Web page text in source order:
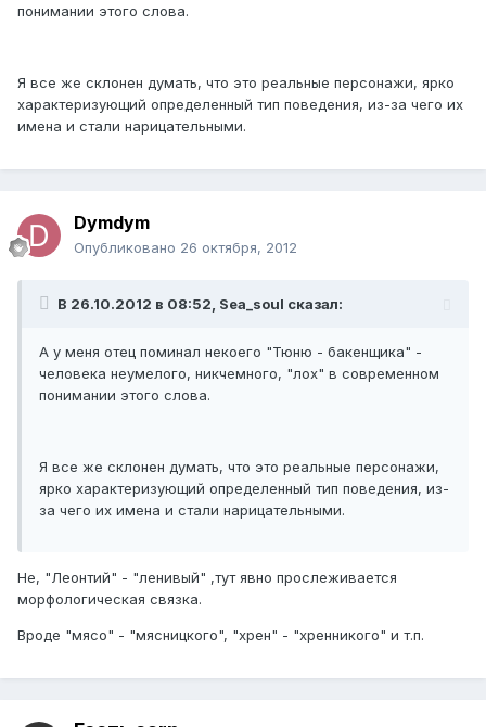
понимании этого слова.
Я все же склонен думать, что это реальные персонажи, ярко
характеризующий определенный тип поведения, из-за чего их
имена и стали нарицательными.
Dymdym
Опубликовано 26 октября, 2012
В 26.10.2012 в 08:52, Sea_soul сказал:
А у меня отец поминал некоего "Тюню - бакенщика" -
человека неумелого, никчемного, "лох" в современном
понимании этого слова.
Я все же склонен думать, что это реальные персонажи,
ярко характеризующий определенный тип поведения, из-
за чего их имена и стали нарицательными.
Не, "Леонтий" - "ленивый" ,тут явно прослеживается
морфологическая связка.
Вроде "мясо" - "мясницкого", "хрен" - "хренникого" и т.п.